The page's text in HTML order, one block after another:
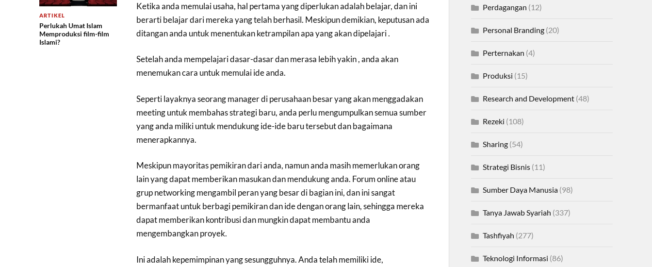
ARTIKEL
Perlukah Umat Islam
Memproduksi film-film
Islami?
Ketika anda memulai usaha, hal pertama yang diperlukan adalah belajar, dan ini
berarti belajar dari mereka yang telah berhasil. Meskipun demikian, keputusan ada
ditangan anda untuk menentukan ketrampilan apa yang akan dipelajari .
Setelah anda mempelajari dasar-dasar dan merasa lebih yakin , anda akan
menemukan cara untuk memulai ide anda.
Seperti layaknya seorang manager di perusahaan besar yang akan menggadakan
meeting untuk membahas strategi baru, anda perlu mengumpulkan semua sumber
yang anda miliki untuk mendukung ide-ide baru tersebut dan bagaimana
menerapkannya.
Meskipun mayoritas pemikiran dari anda, namun anda masih memerlukan orang
lain yang dapat memberikan masukan dan mendukung anda. Forum online atau
grup networking mengambil peran yang besar di bagian ini, dan ini sangat
bermanfaat untuk berbagi pemikiran dan ide dengan orang lain, sehingga mereka
dapat memberikan kontribusi dan mungkin dapat membantu anda
mengembangkan proyek.
Ini adalah kepemimpinan yang sesungguhnya. Anda telah memiliki ide,
Perdagangan (12)
Personal Branding(20)
Perternakan (4)
Produksi (15)
Research and Development(48)
Rezeki (108)
Sharing(54)
Strategi Bisnis(11)
Sumber Daya Manusia(98)
Tanya Jawab Syariah (337)
Tashfiyah (277)
Teknologi Informasi (86)